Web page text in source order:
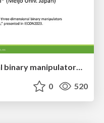
Design of three-dimensional binary manipulators for pick-and-place task avoiding obstacles (IECON2024)
0 520